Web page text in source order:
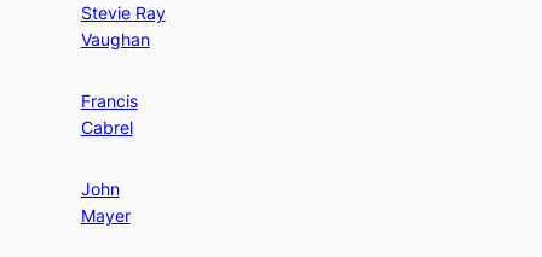
Stevie Ray
Vaughan
Francis
Cabrel
John
Mayer